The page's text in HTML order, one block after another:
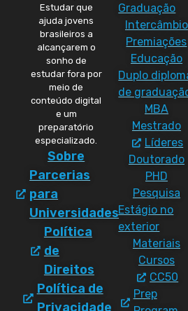
Estudar que
ajuda jovens
brasileiros a
alcançarem o
sonho de
estudar fora por
meio de
conteúdo digital
e um
preparatório
especializado.
Sobre
Parcerias
para
Universidades
Política
de
Direitos
Política de
Privacidade
Graduação
Intercâmbio
Premiações
Educação
Duplo
de
MBA
Mestrado
Líderes
Doutorado
PHD
Pesquisa
Estágio no
exterior
Materiais
Cursos
CC50
Prep